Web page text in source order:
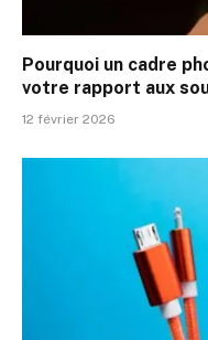
Pourquoi un cadre
votre rapport aux
12 février 2026